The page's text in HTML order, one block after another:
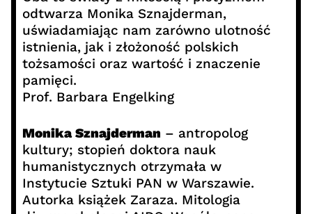
odtwarza Monika Sznajderman,
uświadamiając nam zarówno ulotność
istnienia, jak i złożoność polskich
tożsamości oraz wartość i znaczenie
pamięci.
Prof. Barbara Engelking
Monika Sznajderman – antropolog
kultury; stopień doktora nauk
humanistycznych otrzymała w
Instytucie Sztuki PAN w Warszawie.
Autorka książek Zaraza. Mitologia